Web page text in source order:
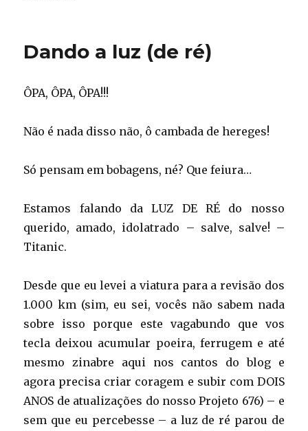
XIV
Dando a luz (de ré)
ÔPA, ÔPA, ÔPA!!!
Não é nada disso não, ô cambada de hereges!
Só pensam em bobagens, né? Que feiura…
Estamos falando da LUZ DE RÉ do nosso
querido, amado, idolatrado – salve, salve! –
Titanic.
Desde que eu levei a viatura para a revisão dos
1.000 km (sim, eu sei, vocês não sabem nada
sobre isso porque este vagabundo que vos
tecla deixou acumular poeira, ferrugem e até
mesmo zinabre aqui nos cantos do blog e
agora precisa criar coragem e subir com DOIS
ANOS de atualizações do nosso Projeto 676) – e
sem que eu percebesse – a luz de ré parou de